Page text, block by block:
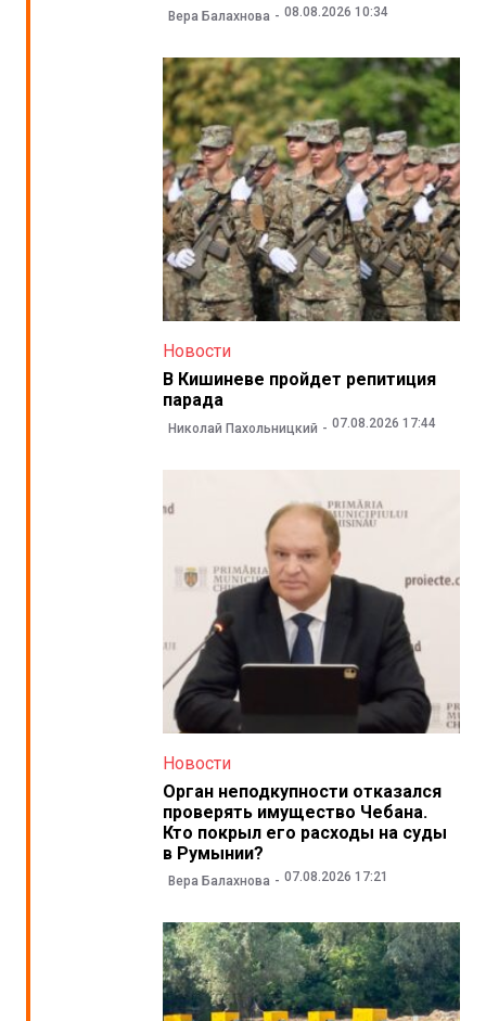
Вера Балахнова 08.08.2026 10:34
Новости
В Кишиневе пройдет репитиция
парада
Николай Пахольницкий 07.08.2026 17:44
Новости
Орган неподкупности отказался
проверять имущество Чебана.
Кто покрыл его расходы на суды
в Румынии?
Вера Балахнова 07.08.2026 17:21